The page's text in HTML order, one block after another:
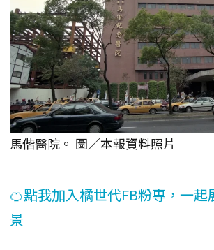
馬偕醫院。 圖／本報資料照片
🍊點我加入橘世代FB粉專，一起
景